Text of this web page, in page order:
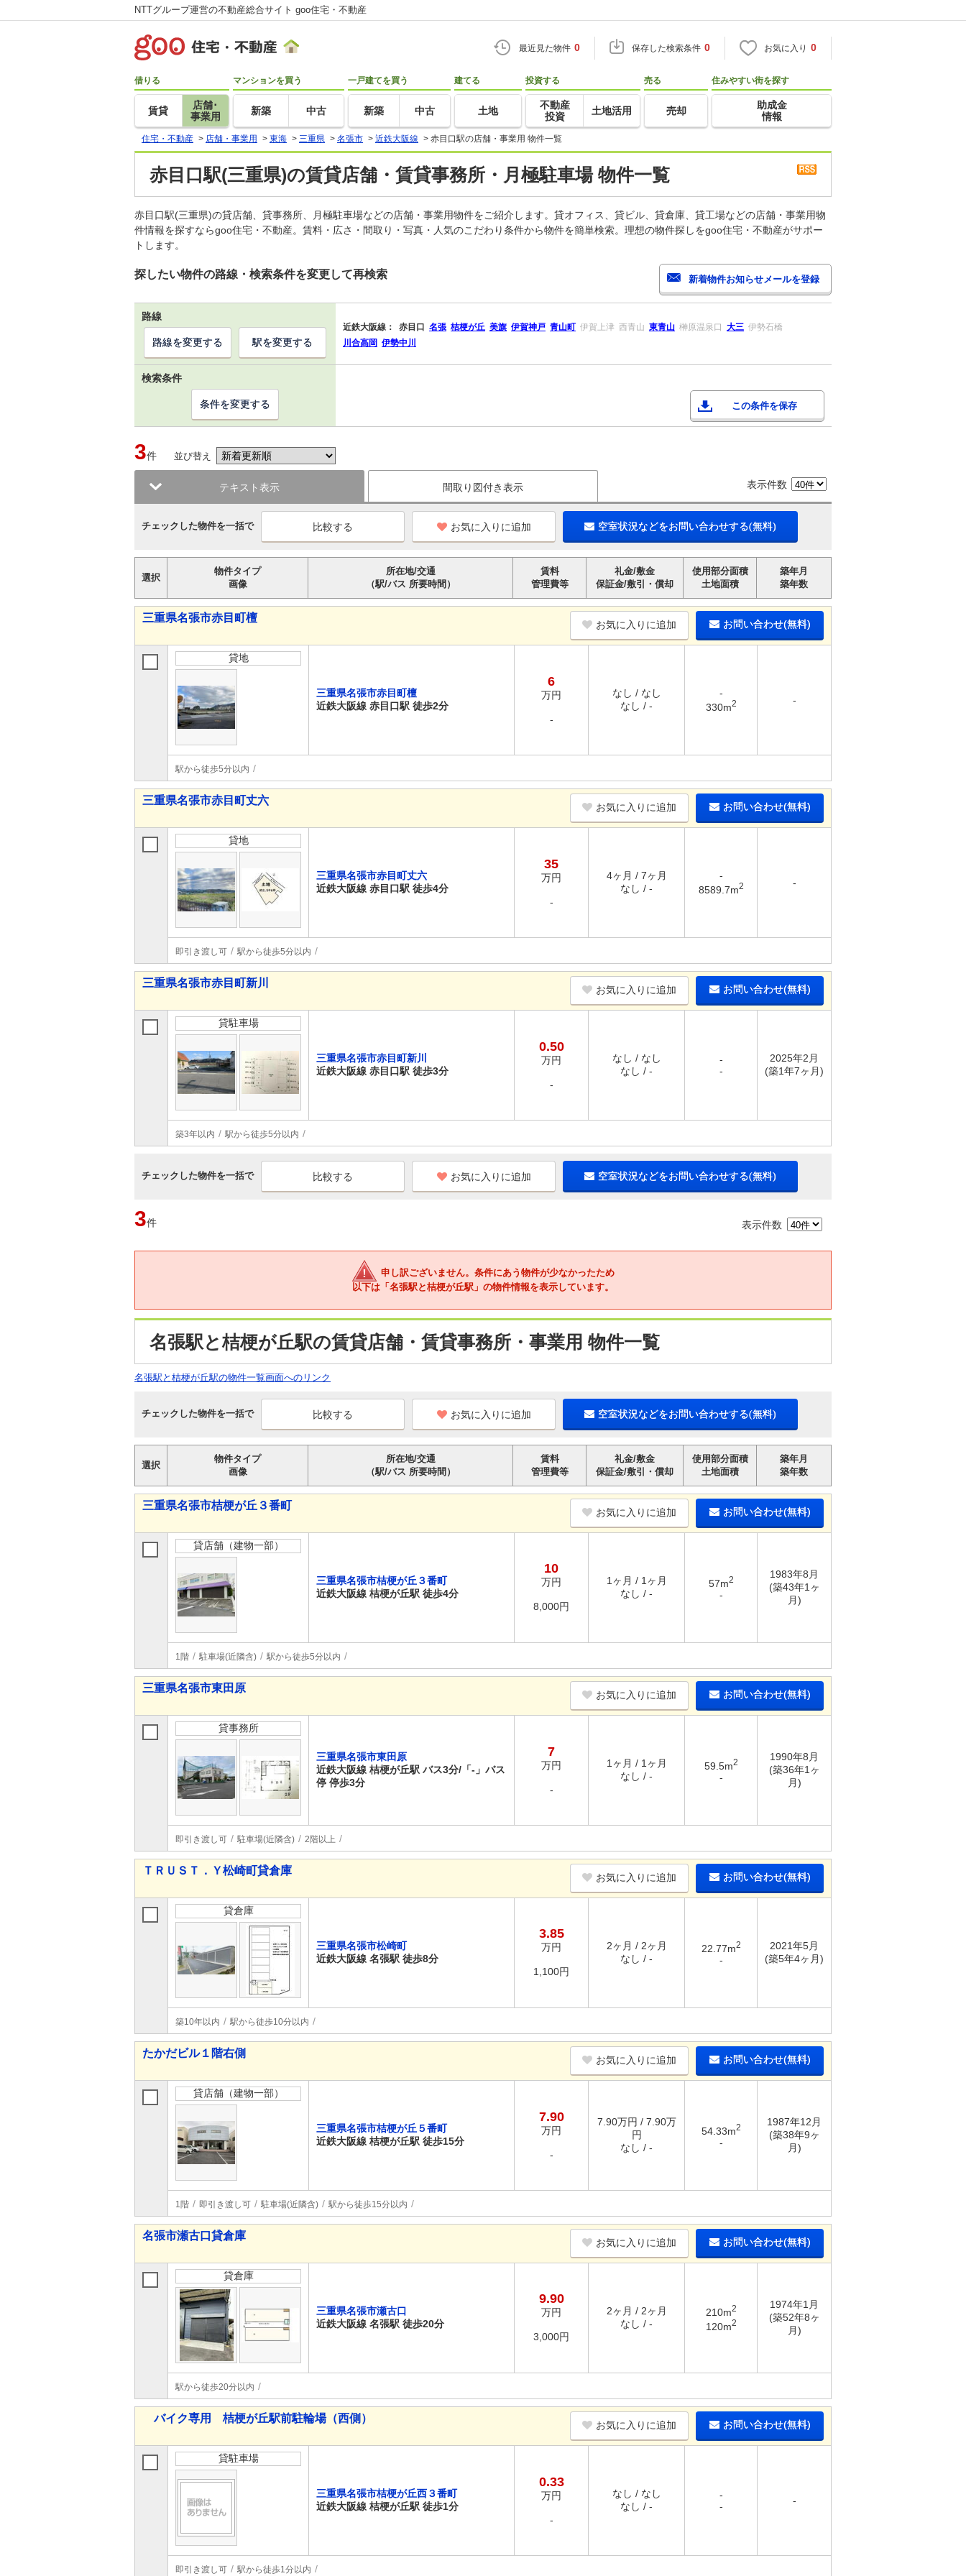
NTTグループ運営の不動産総合サイト goo住宅・不動産
最近見た物件 0 保存した検索条件 0 お気に入り 0
借りる
賃貸
店舗･
事業用
マンションを買う
新築 中古
一戸建てを買う
新築 中古
建てる
土地
投資する
不動産
投資
土地活用
売る
売却
住みやすい街を探す
助成金
情報
住宅・不動産 > 店舗・事業用 > 東海 > 三重県 > 名張市 > 近鉄大阪線 > 赤目口駅の店舗・事業用 物件一覧
赤目口駅(三重県)の賃貸店舗・賃貸事務所・月極駐車場 物件一覧
赤目口駅(三重県)の貸店舗、貸事務所、月極駐車場などの店舗・事業用物件をご紹介します。貸オフィス、貸ビル、貸倉庫、貸工場などの店舗・事業用物
件情報を探すならgoo住宅・不動産。賃料・広さ・間取り・写真・人気のこだわり条件から物件を簡単検索。理想の物件探しをgoo住宅・不動産がサポー
トします。
探したい物件の路線・検索条件を変更して再検索
路線
近鉄大阪線： 赤目口 名張 桔梗が丘 美旗 伊賀神戸 青山町 伊賀上津 西青山 東青山 榊原温泉口 大三 伊勢石橋
川合高岡 伊勢中川
路線を変更する 駅を変更する
検索条件
この条件を保存
条件を変更する
3件 並び替え
テキスト表示 間取り図付き表示 表示件数
チェックした物件を一括で お気に入りに追加 空室状況などをお問い合わせする(無料)
選択
物件タイプ
画像
所在地/交通
（駅/バス 所要時間）
賃料
管理費等
礼金/敷金
保証金/敷引・償却
使用部分面積
土地面積
築年月
築年数
三重県名張市赤目町檀
お気に入りに追加 お問い合わせ(無料)
貸地
三重県名張市赤目町檀
近鉄大阪線 赤目口駅 徒歩2分
6
万円
-
なし / なし
なし / -
-
330m2 -
駅から徒歩5分以内
三重県名張市赤目町丈六
お気に入りに追加 お問い合わせ(無料)
貸地
三重県名張市赤目町丈六
近鉄大阪線 赤目口駅 徒歩4分
35
万円
-
4ヶ月 / 7ヶ月
なし / -
-
8589.7m2 -
即引き渡し可 駅から徒歩5分以内
三重県名張市赤目町新川
お気に入りに追加 お問い合わせ(無料)
貸駐車場
三重県名張市赤目町新川
近鉄大阪線 赤目口駅 徒歩3分
0.50
万円
-
なし / なし
なし / -
-
-
2025年2月
(築1年7ヶ月)
築3年以内 駅から徒歩5分以内
チェックした物件を一括で お気に入りに追加 空室状況などをお問い合わせする(無料)
3件 表示件数
申し訳ございません。条件にあう物件が少なかったため
以下は「名張駅と桔梗が丘駅」の物件情報を表示しています。
名張駅と桔梗が丘駅の賃貸店舗・賃貸事務所・事業用 物件一覧
名張駅と桔梗が丘駅の物件一覧画面へのリンク
チェックした物件を一括で お気に入りに追加 空室状況などをお問い合わせする(無料)
選択
物件タイプ
画像
所在地/交通
（駅/バス 所要時間）
賃料
管理費等
礼金/敷金
保証金/敷引・償却
使用部分面積
土地面積
築年月
築年数
三重県名張市桔梗が丘３番町
お気に入りに追加 お問い合わせ(無料)
貸店舗（建物一部）
三重県名張市桔梗が丘３番町
近鉄大阪線 桔梗が丘駅 徒歩4分
10
万円
8,000円
1ヶ月 / 1ヶ月
なし / -
57m2
-
1983年8月
(築43年1ヶ
月)
1階 駐車場(近隣含) 駅から徒歩5分以内
三重県名張市東田原
お気に入りに追加 お問い合わせ(無料)
貸事務所
三重県名張市東田原
近鉄大阪線 桔梗が丘駅 バス3分/「-」バス
停 停歩3分
7
万円
-
1ヶ月 / 1ヶ月
なし / -
59.5m2
-
1990年8月
(築36年1ヶ
月)
即引き渡し可 駐車場(近隣含) 2階以上
ＴＲＵＳＴ．Ｙ松崎町貸倉庫
お気に入りに追加 お問い合わせ(無料)
貸倉庫
三重県名張市松崎町
近鉄大阪線 名張駅 徒歩8分
3.85
万円
1,100円
2ヶ月 / 2ヶ月
なし / -
22.77m2
-
2021年5月
(築5年4ヶ月)
築10年以内 駅から徒歩10分以内
たかだビル１階右側
お気に入りに追加 お問い合わせ(無料)
貸店舗（建物一部）
三重県名張市桔梗が丘５番町
近鉄大阪線 桔梗が丘駅 徒歩15分
7.90
万円
-
7.90万円 / 7.90万
円
なし / -
54.33m2
-
1987年12月
(築38年9ヶ
月)
1階 即引き渡し可 駐車場(近隣含) 駅から徒歩15分以内
名張市瀬古口貸倉庫
お気に入りに追加 お問い合わせ(無料)
貸倉庫
三重県名張市瀬古口
近鉄大阪線 名張駅 徒歩20分
9.90
万円
3,000円
2ヶ月 / 2ヶ月
なし / -
210m2
120m2
1974年1月
(築52年8ヶ
月)
駅から徒歩20分以内
バイク専用 桔梗が丘駅前駐輪場（西側）
お気に入りに追加 お問い合わせ(無料)
貸駐車場
三重県名張市桔梗が丘西３番町
近鉄大阪線 桔梗が丘駅 徒歩1分
0.33
万円
-
なし / なし
なし / -
-
-
-
即引き渡し可 駅から徒歩1分以内